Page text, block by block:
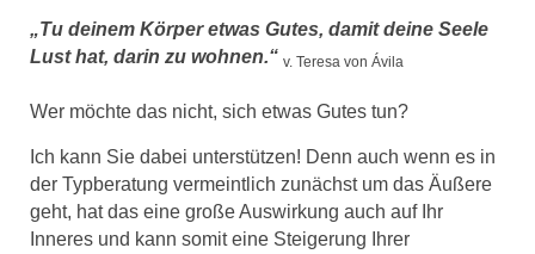
„Tu deinem Körper etwas Gutes, damit deine Seele
Lust hat, darin zu wohnen.“ v. Teresa von Ávila
Wer möchte das nicht, sich etwas Gutes tun?
Ich kann Sie dabei unterstützen! Denn auch wenn es in
der Typberatung vermeintlich zunächst um das Äußere
geht, hat das eine große Auswirkung auch auf Ihr
Inneres und kann somit eine Steigerung Ihrer